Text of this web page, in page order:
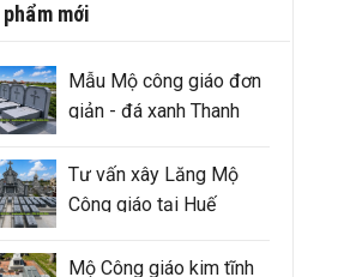
phẩm mới
Mẫu Mộ công giáo đơn
giản - đá xanh Thanh
Tư vấn xây Lăng Mộ
Công giáo tại Huế
Mộ Công giáo kim tĩnh